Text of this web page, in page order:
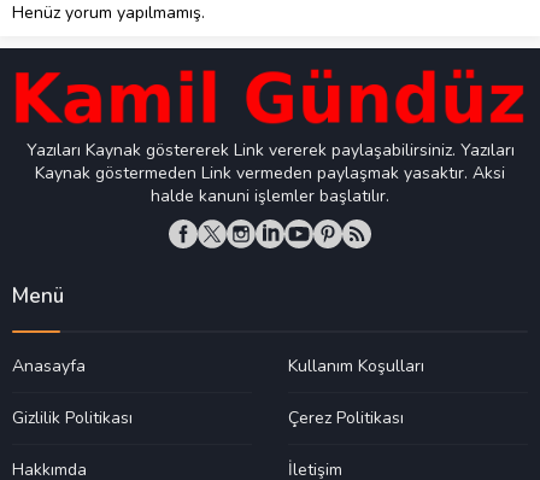
Henüz yorum yapılmamış.
Yazıları Kaynak göstererek Link vererek paylaşabilirsiniz. Yazıları
Kaynak göstermeden Link vermeden paylaşmak yasaktır. Aksi
halde kanuni işlemler başlatılır.
Menü
Anasayfa Kullanım Koşulları
Gizlilik Politikası Çerez Politikası
Hakkımda İletişim